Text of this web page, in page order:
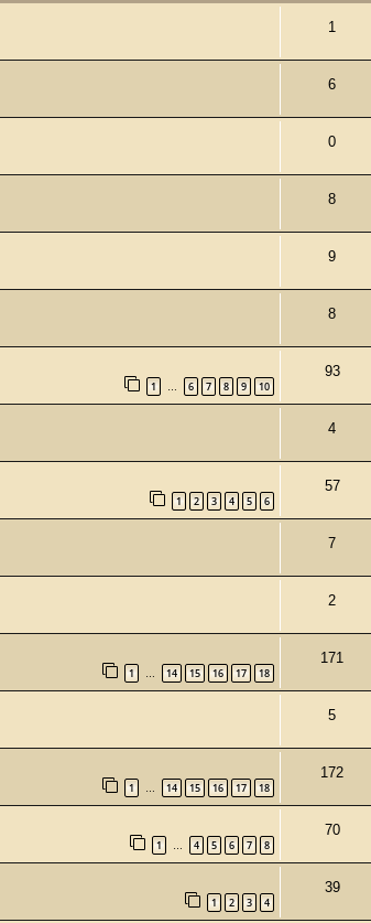
1
6
0
8
9
8
1 6 7 8 9 10
93
4
1 2 3 4 5 6
57
7
2
1 14 15 16 17 18
171
5
1 14 15 16 17 18
172
1 4 5 6 7 8
70
1 2 3 4
39